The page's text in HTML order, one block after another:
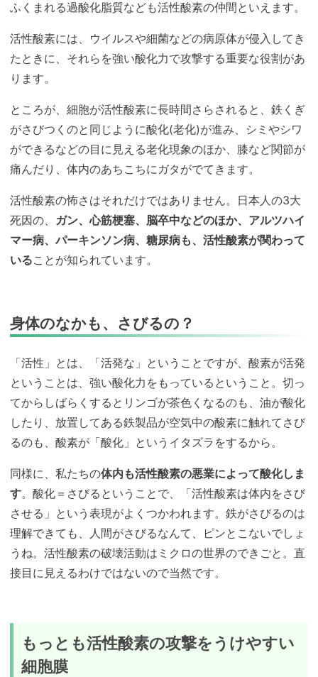
ふくまれる過酸化脂質なども活性酸素の仲間といえます。
活性酸素には、ウイルスや細菌などの病原体が侵入してき
たときに、それらを強い酸化力で攻撃する重要な役割があ
ります。
ところが、細胞が活性酸素に長時間さらされると、鉄くぎ
がさびつくのと同じように酸化(老化)が進み、シミやシワ
ができるなどの目に見える老化現象のほか、膝など関節が
痛んだり、体内のあちこちにガタがでてきます。
活性酸素の怖さはそれだけではありません。日本人の3大
死因の、 ガン、心筋梗塞、脳卒中などのほか、アルツハイ
マー病、パーキンソン病、糖尿病も、活性酸素が関わって
いることが知られています。
身体のなかも、さびるの？
「活性」とは、「活発な」ということですが、酸素が活発
ということは、強い酸化力をもっているということ。切っ
てからしばらくするとリンゴが茶色くなるのも、油が酸化
したり、放置してある鉄製品が空気中の酸素に触れてさび
るのも、酸素が「酸化」というイタズラをするから。
同様に、私たちの体内も活性酸素の悪業によって酸化しま
す。酸化＝さびるということで、「活性酸素は体内をさび
させる」という表現がよくつかわれます。鉄がさびるのは
理解できても、人間がさびるなんて、ピンとこないでしょ
うね。活性酸素の破壊活動はミクロの世界のできごと。直
接目に見えるわけではないので当然です。
もっとも活性酸素の攻撃をうけやすい
細胞膜